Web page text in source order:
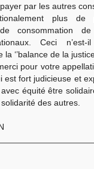
par les autres
plus de
consommation de
Ceci
la ‘’balance de la
pour votre
est fort judicieuse et
équité être
des autres.